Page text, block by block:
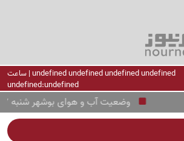
undefined undefined undefined undefined | ساعت
undefined:undefined
وضعیت آب و هوای بوشهر شنبه 17 مرداد ؛ هشدار زرد هواشناسی